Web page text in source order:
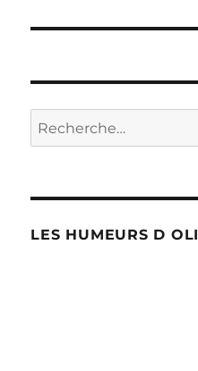
Recherche
pour :
LES HUMEURS D OLI